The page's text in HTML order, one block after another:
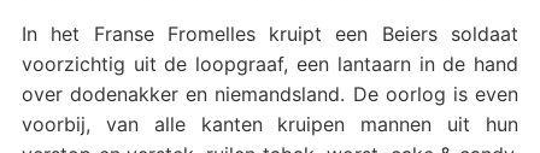
In het Franse Fromelles kruipt een Beiers soldaat
voorzichtig uit de loopgraaf, een lantaarn in de hand
over dodenakker en niemandsland. De oorlog is even
voorbij, van alle kanten kruipen mannen uit hun